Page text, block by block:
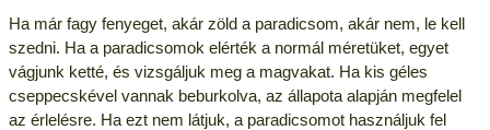
Ha már fagy fenyeget, akár zöld a paradicsom, akár nem, le kell
szedni. Ha a paradicsomok elérték a normál méretüket, egyet
vágjunk ketté, és vizsgáljuk meg a magvakat. Ha kis géles
cseppecskével vannak beburkolva, az állapota alapján megfelel
az érlelésre. Ha ezt nem látjuk, a paradicsomot használjuk fel